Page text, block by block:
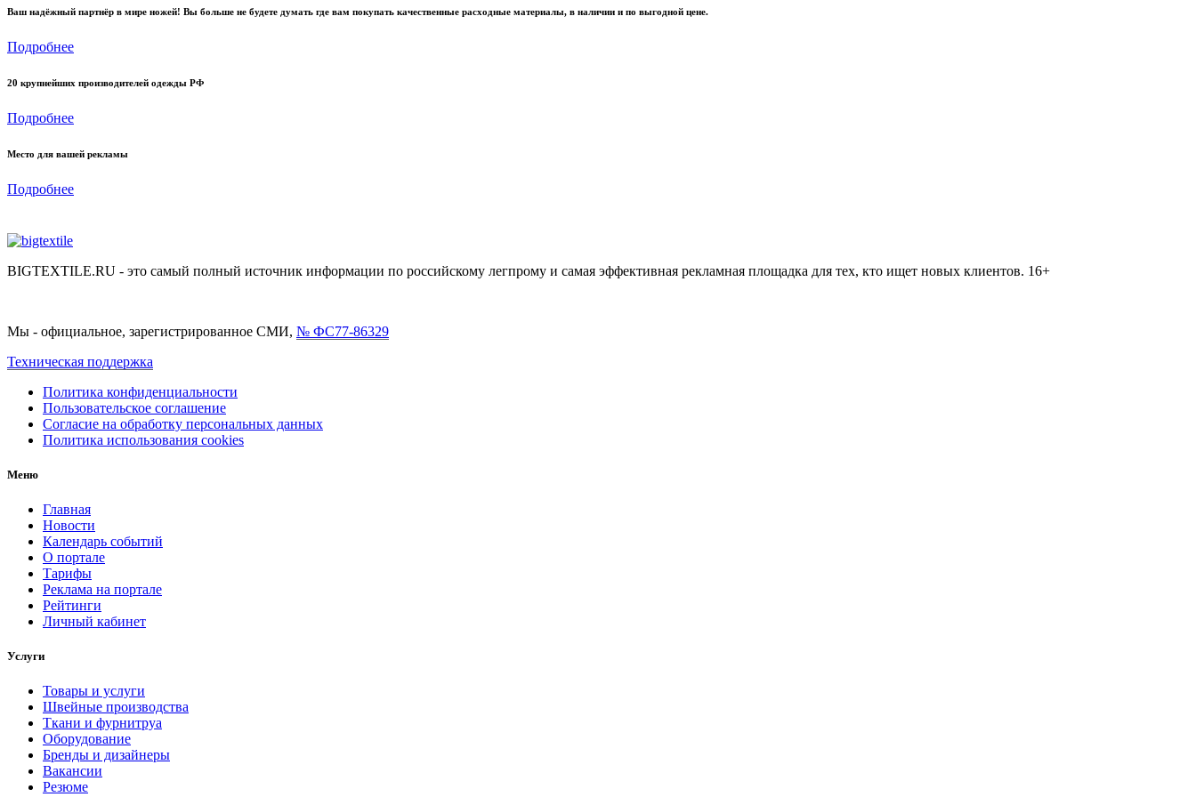
Ваш надёжный партнёр в мире ножей! Вы больше не будете думать где вам покупать качественные расходные материалы, в наличии и по выгодной цене.
Подробнее
20 крупнейших производителей одежды РФ
Подробнее
Место для вашей рекламы
Подробнее
BIGTEXTILE.RU - это самый полный источник информации по российскому легпрому и самая эффективная рекламная площадка для тех, кто ищет новых клиентов. 16+
Мы - официальное, зарегистрированное СМИ, № ФС77-86329
Техническая поддержка
Политика конфиденциальности
Пользовательское соглашение
Согласие на обработку персональных данных
Политика использования cookies
Меню
Главная
Новости
Календарь событий
О портале
Тарифы
Реклама на портале
Рейтинги
Личный кабинет
Услуги
Товары и услуги
Швейные производства
Ткани и фурнитруа
Оборудование
Бренды и дизайнеры
Вакансии
Резюме